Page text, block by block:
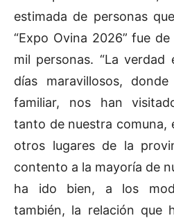
estimada de personas
“Expo Ovina 2026” fue
mil personas. “La
días maravillosos,
familiar, nos han
tanto de nuestra comuna,
otros lugares de la
contento a la mayoría de
ha ido bien, a los
también, la relación que